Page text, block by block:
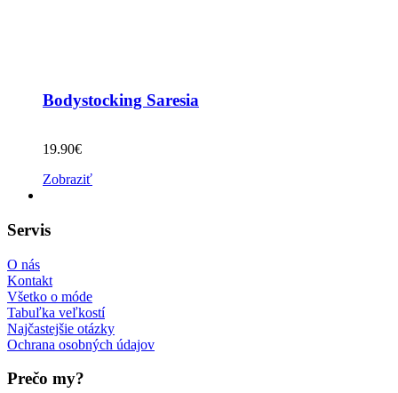
Bodystocking Saresia
19.90€
Zobraziť
Servis
O nás
Kontakt
Všetko o móde
Tabuľka veľkostí
Najčastejšie otázky
Ochrana osobných údajov
Prečo my?